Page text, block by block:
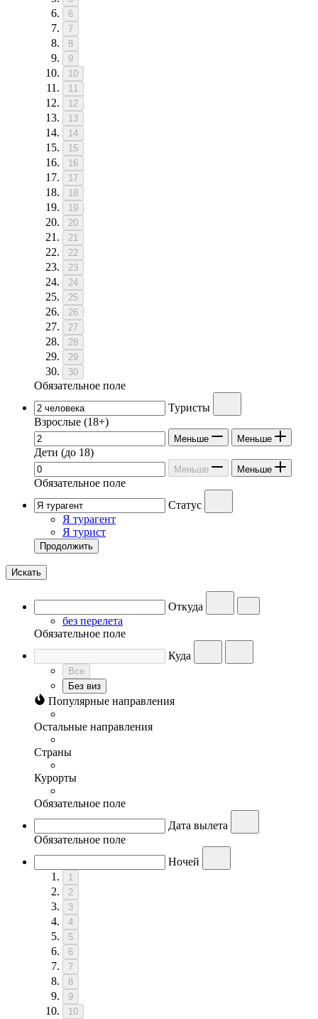
6
7
8
9
10
11
12
13
14
15
16
17
18
19
20
21
22
23
24
25
26
27
28
29
30
Обязательное поле
Туристы
Взрослые (18+)
Меньше Меньше
Дети (до 18)
Меньше Меньше
Обязательное поле
Статус
Я турагент
Я турист
Продолжить
Искать
Откуда
без перелета
Обязательное поле
Куда
Все
Без виз
Популярные направления
Остальные направления
Страны
Курорты
Обязательное поле
Дата вылета
Обязательное поле
Ночей
1
2
3
4
5
6
7
8
9
10